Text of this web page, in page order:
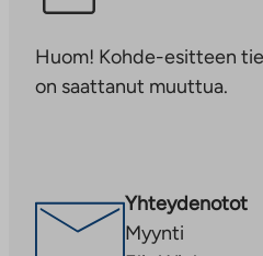
palveluun.
Linkki
Huom! Kohde-esitteen
on saattanut muuttua.
Yhteydenotot
Myynti